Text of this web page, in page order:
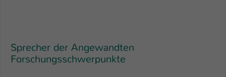
Sprecher der Angewandten
Forschungsschwerpunkte